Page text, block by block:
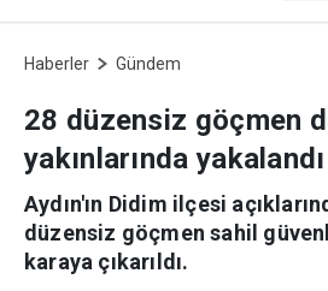
Haberler Gündem
28 düzensiz göçmen
yakınlarında yakalandı
Aydın'ın Didim ilçesi
düzensiz göçmen sahil
karaya çıkarıldı.